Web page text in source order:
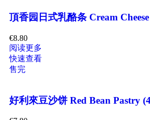
頂香园日式乳酪条 Cream
€8.80
阅读更多
快速查看
售完
好利來豆沙饼 Red Bean Pastry